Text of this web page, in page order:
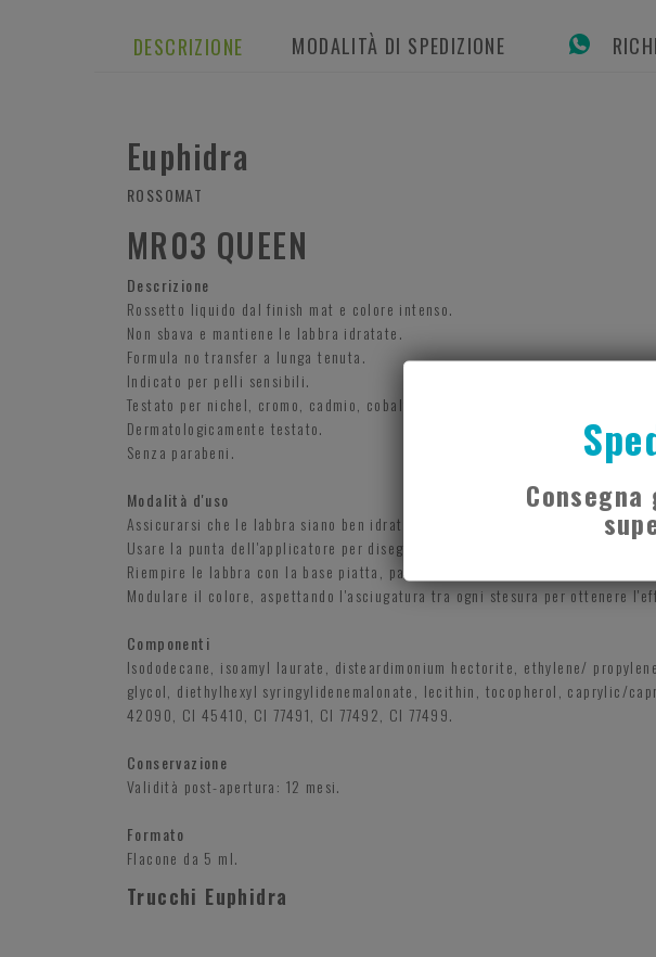
DESCRIZIONE MODALITÀ DI SPEDIZIONE
Euphidra
ROSSOMAT
MR03 QUEEN
Descrizione
Rossetto liquido dal finish mat e colore intenso.
Non sbava e mantiene le labbra idratate.
Formula no transfer a lunga tenuta.
Indicato per pelli sensibili.
Testato per nichel, cromo, cadmio, cobalto, arsenico, antimonio e piombo.
Dermatologicamente testato.
Senza parabeni.
Modalità d'uso
Assicurarsi che le labbra siano ben idratate ma asciutte.
Usare la punta dell'applicatore per disegnare la linea delle labbra e definire
Riempire le labbra con la base piatta, partendo dal centro fino agli angoli
Modulare il colore, aspettando l'asciugatura tra ogni stesura per ottenere
Componenti
Isododecane, isoamyl laurate, disteardimonium hectorite, ethylene/
glycol, diethylhexyl syringylidenemalonate, lecithin, tocopherol, caprylic/
42090, CI 45410, CI 77491, CI 77492, CI 77499.
Conservazione
Validità post-apertura: 12 mesi.
Formato
Flacone da 5 ml.
Trucchi Euphidra